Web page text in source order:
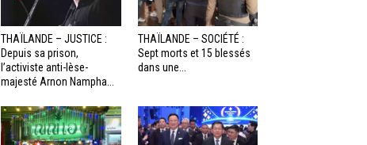
THAÏLANDE – JUSTICE :
Depuis sa prison,
l’activiste anti-lèse-
majesté Arnon Nampha...
THAÏLANDE – SOCIÉTÉ :
Sept morts et 15 blessés
dans une...